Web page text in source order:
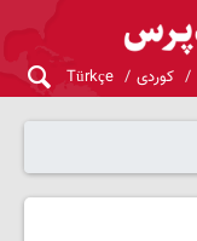
کوردی Türkçe